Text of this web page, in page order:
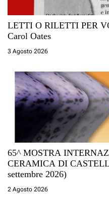
LETTI O RILETTI PER
Carol Oates
3 Agosto 2026
65^ MOSTRA
CERAMICA DI
settembre 2026)
2 Agosto 2026